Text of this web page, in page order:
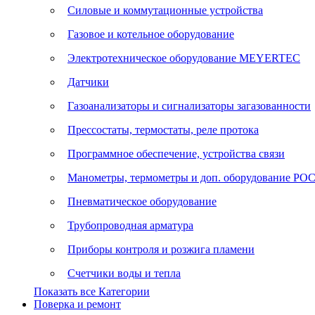
Силовые и коммутационные устройства
Газовое и котельное оборудование
Электротехническое оборудование MEYERTEC
Датчики
Газоанализаторы и сигнализаторы загазованности
Прессостаты, термостаты, реле протока
Программное обеспечение, устройства связи
Манометры, термометры и доп. оборудование
Пневматическое оборудование
Трубопроводная арматура
Приборы контроля и розжига пламени
Счетчики воды и тепла
Показать все Категории
Поверка и ремонт